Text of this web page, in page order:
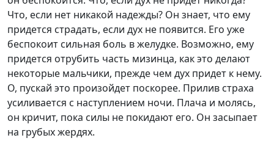
Что, если нет никакой надежды? Он знает, что ему
придется страдать, если дух не появится. Его уже
беспокоит сильная боль в желудке. Возможно, ему
придется отрубить часть мизинца, как это делают
некоторые мальчики, прежде чем дух придет к нему.
О, пускай это произойдет поскорее. Прилив страха
усиливается с наступлением ночи. Плача и молясь,
он кричит, пока силы не покидают его. Он засыпает
на грубых жердях.